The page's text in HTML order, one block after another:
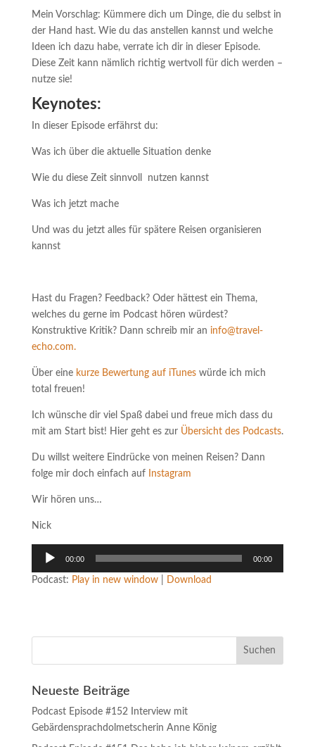
Mein Vorschlag: Kümmere dich um Dinge, die du selbst in
der Hand hast. Wie du das anstellen kannst und welche
Ideen ich dazu habe, verrate ich dir in dieser Episode.
Diese Zeit kann nämlich richtig wertvoll für dich werden –
nutze sie!
Keynotes:
In dieser Episode erfährst du:
Was ich über die aktuelle Situation denke
Wie du diese Zeit sinnvoll nutzen kannst
Was ich jetzt mache
Und was du jetzt alles für spätere Reisen organisieren
kannst
Hast du Fragen? Feedback? Oder hättest ein Thema,
welches du gerne im Podcast hören würdest?
Konstruktive Kritik? Dann schreib mir an info@travel-
echo.com.
Über einekurze Bewertung auf iTuneswürde ich mich
total freuen!
Ich wünsche dir viel Spaß dabei und freue mich dass du
mit am Start bist! Hier geht es zurÜbersicht des Podcasts.
Du willst weitere Eindrücke von meinen Reisen? Dann
folge mir doch einfach aufInstagram
Wir hören uns…
Nick
Audio-
00:00 00:00
Podcast: Play in new window| Download
Neueste Beiträge
Podcast Episode #152 Interview mit
Gebärdensprachdolmetscherin Anne König